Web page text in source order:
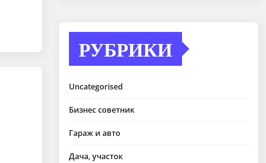
РУБРИКИ
Uncategorised
Бизнес советник
Гараж и авто
Дача, участок